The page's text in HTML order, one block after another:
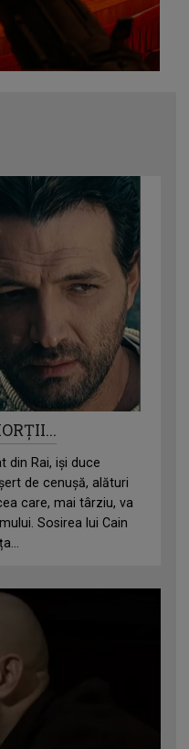
din Rai, iși duce
de cenușă, alături
care, mai târziu, va
Sosirea lui Cain